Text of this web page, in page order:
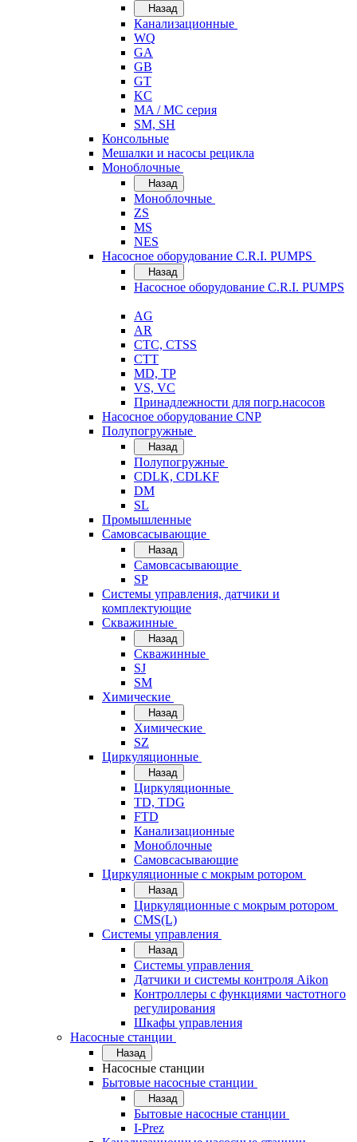
Назад
Канализационные
WQ
GA
GB
GT
KC
MA / MC серия
SM, SH
Консольные
Мешалки и насосы рецикла
Моноблочные
Назад
Моноблочные
ZS
MS
NES
Насосное оборудование C.R.I. PUMPS
Назад
Насосное оборудование C.R.I. PUMPS
AG
AR
CTC, CTSS
CTT
MD, TP
VS, VC
Принадлежности для погр.насосов
Насосное оборудование CNP
Полупогружные
Назад
Полупогружные
CDLK, CDLKF
DM
SL
Промышленные
Самовсасывающие
Назад
Самовсасывающие
SP
Системы управления, датчики и
комплектующие
Скважинные
Назад
Скважинные
SJ
SM
Химические
Назад
Химические
SZ
Циркуляционные
Назад
Циркуляционные
TD, TDG
FTD
Канализационные
Моноблочные
Самовсасывающие
Циркуляционные с мокрым ротором
Назад
Циркуляционные с мокрым ротором
CMS(L)
Системы управления
Назад
Системы управления
Датчики и системы контроля Aikon
Контроллеры с функциями частотного
регулирования
Шкафы управления
Насосные станции
Назад
Насосные станции
Бытовые насосные станции
Назад
Бытовые насосные станции
I-Prez